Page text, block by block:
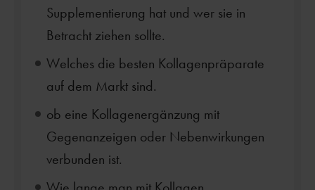
Supplementierung hat und wer sie in
Betracht ziehen sollte.
Welches die besten Kollagenpräparate
auf dem Markt sind.
ob eine Kollagenergänzung mit
Gegenanzeigen oder Nebenwirkungen
verbunden ist.